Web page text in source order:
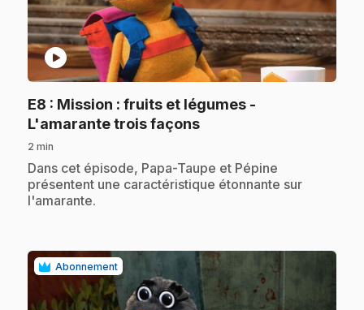
play_circle
E8 : Mission : fruits et légumes -
L'amarante trois façons.
2 min
.Dans cet épisode, Papa-Taupe et Pépine
présentent une caractéristique étonnante sur
l'amarante.
Abonnement